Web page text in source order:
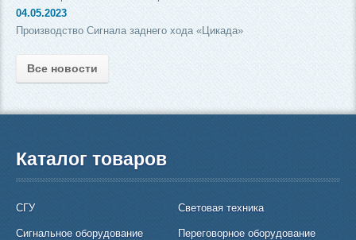
04.05.2023
Производство Сигнала заднего хода «Цикада»
Все новости
Каталог товаров
СГУ Световая техника
Сигнальное оборудование
Переговорное оборудование